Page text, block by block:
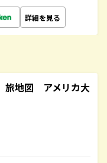
詳細を見る
旅地図 アメリカ大